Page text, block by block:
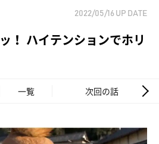
2022/05/16 UP DATE
！ ハイテンションでホリ
一覧 次回の話